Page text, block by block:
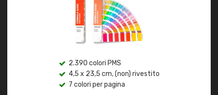
2.390 colori PMS
4,5 x 23,5 cm, (non) rivestito
7 colori per pagina